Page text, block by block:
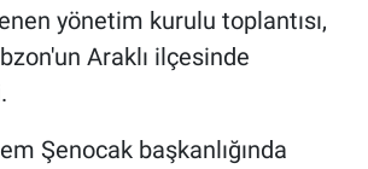
yönetim kurulu toplantısı,
Araklı ilçesinde
Şenocak başkanlığında